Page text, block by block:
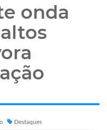
onda
Destaques